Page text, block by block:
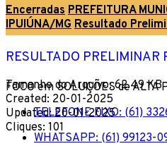
FOCO em SOLUÇÕES de ALTA
TELEFONE FIXO: (61)
WHATSAPP: (61) 99123-
Encerradas PREFEITURA
IPUIÚNA/MG Resultado
RESULTADO PRELIMINAR
Tamanho do Arquivo: 62.49 KB
Created: 20-01-2025
Updated: 20-01-2025
Cliques: 101